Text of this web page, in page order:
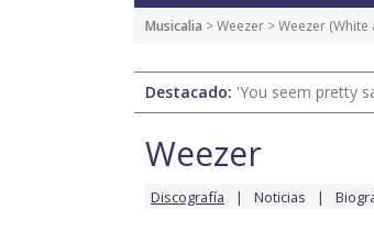
Musicalia >Weezer > Weezer (White
Destacado: 'You seem pretty
Weezer
Discografía Noticias